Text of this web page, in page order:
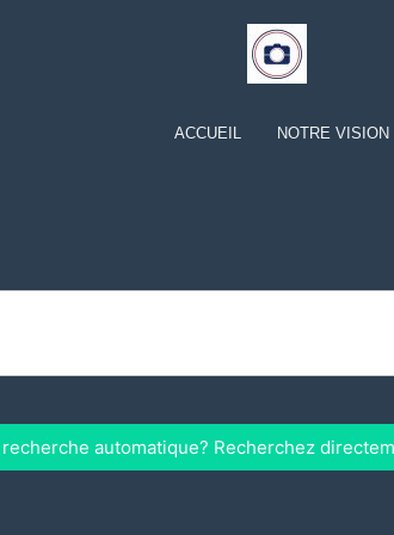
ACCUEIL NOTRE VISION
automatique? Recherchez